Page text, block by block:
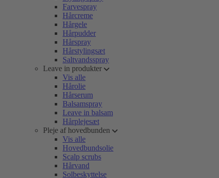
Farvespray
Hårcreme
Hårgele
Hårpudder
Hårspray
Hårstylingsæt
Saltvandsspray
Leave in produkter
Vis alle
Hårolie
Hårserum
Balsamspray
Leave in balsam
Hårplejesæt
Pleje af hovedbunden
Vis alle
Hovedbundsolie
Scalp scrubs
Hårvand
Solbeskyttelse